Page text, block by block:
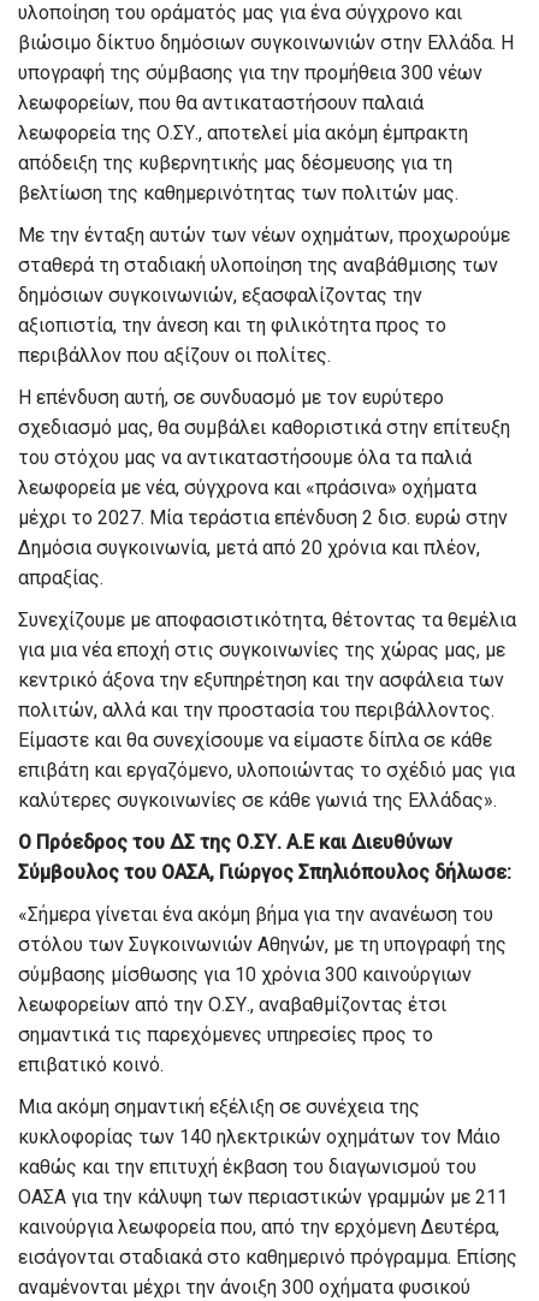
υλοποίηση του οράματός μας για ένα σύγχρονο και
βιώσιμο δίκτυο δημόσιων συγκοινωνιών στην Ελλάδα. Η
υπογραφή της σύμβασης για την προμήθεια 300 νέων
λεωφορείων, που θα αντικαταστήσουν παλαιά
λεωφορεία της Ο.ΣΥ., αποτελεί μία ακόμη έμπρακτη
απόδειξη της κυβερνητικής μας δέσμευσης για τη
βελτίωση της καθημερινότητας των πολιτών μας.
Με την ένταξη αυτών των νέων οχημάτων, προχωρούμε
σταθερά τη σταδιακή υλοποίηση της αναβάθμισης των
δημόσιων συγκοινωνιών, εξασφαλίζοντας την
αξιοπιστία, την άνεση και τη φιλικότητα προς το
περιβάλλον που αξίζουν οι πολίτες.
Η επένδυση αυτή, σε συνδυασμό με τον ευρύτερο
σχεδιασμό μας, θα συμβάλει καθοριστικά στην επίτευξη
του στόχου μας να αντικαταστήσουμε όλα τα παλιά
λεωφορεία με νέα, σύγχρονα και «πράσινα» οχήματα
μέχρι το 2027. Μία τεράστια επένδυση 2 δισ. ευρώ στην
Δημόσια συγκοινωνία, μετά από 20 χρόνια και πλέον,
απραξίας.
Συνεχίζουμε με αποφασιστικότητα, θέτοντας τα θεμέλια
για μια νέα εποχή στις συγκοινωνίες της χώρας μας, με
κεντρικό άξονα την εξυπηρέτηση και την ασφάλεια των
πολιτών, αλλά και την προστασία του περιβάλλοντος.
Είμαστε και θα συνεχίσουμε να είμαστε δίπλα σε κάθε
επιβάτη και εργαζόμενο, υλοποιώντας το σχέδιό μας για
καλύτερες συγκοινωνίες σε κάθε γωνιά της Ελλάδας».
Ο Πρόεδρος του ΔΣ της Ο.ΣΥ. Α.Ε και Διευθύνων
Σύμβουλος του ΟΑΣΑ, Γιώργος Σπηλιόπουλος δήλωσε:
«Σήμερα γίνεται ένα ακόμη βήμα για την ανανέωση του
στόλου των Συγκοινωνιών Αθηνών, με τη υπογραφή της
σύμβασης μίσθωσης για 10 χρόνια 300 καινούργιων
λεωφορείων από την Ο.ΣΥ., αναβαθμίζοντας έτσι
σημαντικά τις παρεχόμενες υπηρεσίες προς το
επιβατικό κοινό.
Μια ακόμη σημαντική εξέλιξη σε συνέχεια της
κυκλοφορίας των 140 ηλεκτρικών οχημάτων τον Μάιο
καθώς και την επιτυχή έκβαση του διαγωνισμού του
ΟΑΣΑ για την κάλυψη των περιαστικών γραμμών με 211
καινούργια λεωφορεία που, από την ερχόμενη Δευτέρα,
εισάγονται σταδιακά στο καθημερινό πρόγραμμα. Επίσης
αναμένονται μέχρι την άνοιξη 300 οχήματα φυσικού